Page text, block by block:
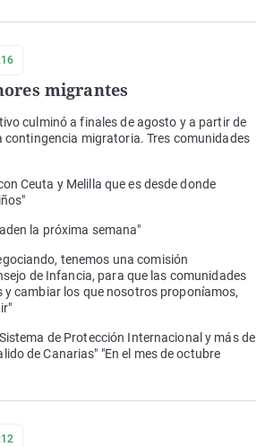
migrantes
culminó a finales de agosto y a partir de
contingencia migratoria. Tres comunidades
Ceuta y Melilla que es desde donde
la próxima semana"
tenemos una comisión
de Infancia, para que las comunidades
cambiar los que nosotros proponíamos,
de Protección Internacional y más de
de Canarias" "En el mes de octubre